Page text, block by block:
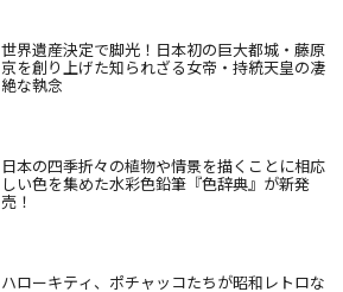
世界遺産決定で脚光！日本初の巨大都城・藤原
京を創り上げた知られざる女帝・持統天皇の凄
絶な執念
日本の四季折々の植物や情景を描くことに相応
しい色を集めた水彩色鉛筆『色辞典』が新発
売！
ハローキティ、ポチャッコたちが昭和レトロな